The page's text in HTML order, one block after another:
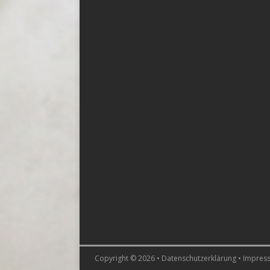
Copyright © 2026 • Datenschutzerklärung •